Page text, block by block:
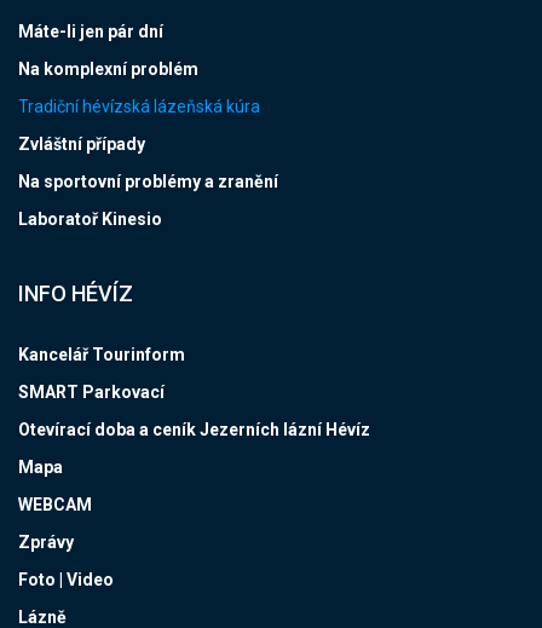
Máte-li jen pár dní
Na komplexní problém
Tradiční hévízská lázeňská kúra
Zvláštní případy
Na sportovní problémy a zranění
Laboratoř Kinesio
INFO HÉVÍZ
Kancelář Tourinform
SMART Parkovací
Otevírací doba a ceník Jezerních lázní Hévíz
Mapa
WEBCAM
Zprávy
Foto | Video
Lázně